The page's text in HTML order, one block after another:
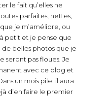
le fait qu’elles ne
parfaites, nettes,
je m’améliore, ou
petit et je pense que
de belles photos que je
seront pas floues. Je
avec ce blog et
un mois pile, il aura
d’en faire le premier